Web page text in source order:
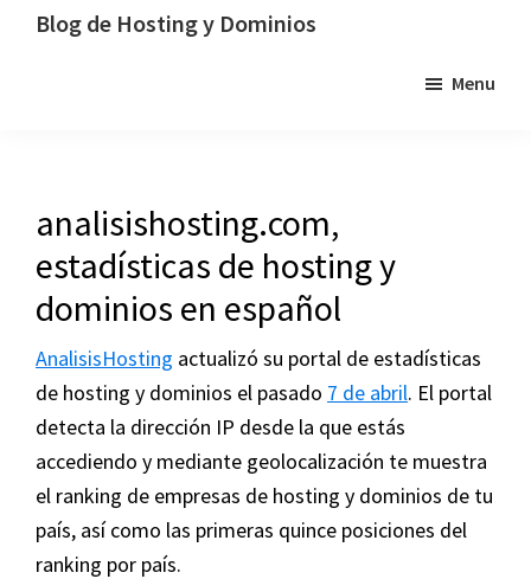
Saltar
Saltar
SaltarBlog de Hosting y Dominios
los
dominios
la
tecnología
Menu
analisishosting.com,
estadísticas de hosting y
dominios en español
AnalisisHosting actualizó su portal de estadísticas
de hosting y dominios el pasado 7 de abril. El portal
detecta la dirección IP desde la que estás
accediendo y mediante geolocalización te muestra
el ranking de empresas de hosting y dominios de tu
país, así como las primeras quince posiciones del
ranking por país.